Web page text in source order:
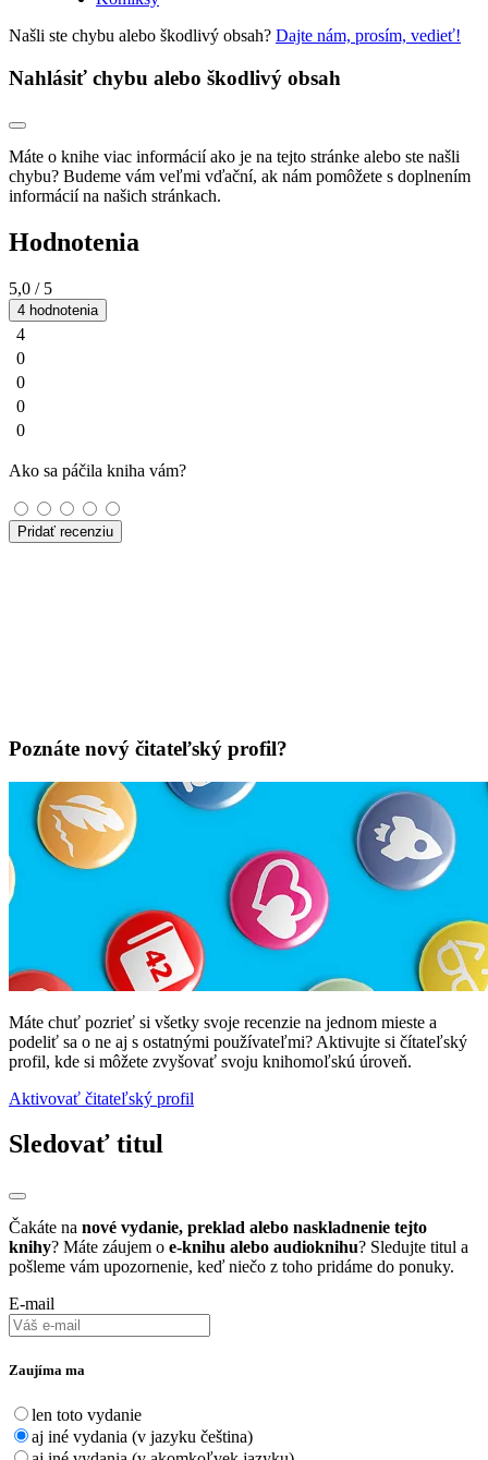
Našli ste chybu alebo škodlivý obsah? Dajte nám, prosím, vedieť!
Nahlásiť chybu alebo škodlivý obsah
Máte o knihe viac informácií ako je na tejto stránke alebo ste našli
chybu? Budeme vám veľmi vďační, ak nám pomôžete s doplnením
informácií na našich stránkach.
Hodnotenia
5,0 / 5
4 hodnotenia
4
0
0
0
0
Ako sa páčila kniha vám?
Pridať recenziu
Poznáte nový čitateľský profil?
Máte chuť pozrieť si všetky svoje recenzie na jednom mieste a
podeliť sa o ne aj s ostatnými používateľmi? Aktivujte si čítateľský
profil, kde si môžete zvyšovať svoju knihomoľskú úroveň.
Aktivovať čitateľský profil
Sledovať titul
Čakáte na nové vydanie, preklad alebo naskladnenie tejto
knihy? Máte záujem o e-knihu alebo audioknihu? Sledujte titul a
pošleme vám upozornenie, keď niečo z toho pridáme do ponuky.
E-mail
Zaujíma ma
len toto vydanie
aj iné vydania (v jazyku čeština)